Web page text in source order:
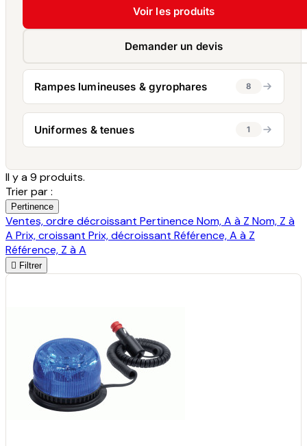
Voir les produits
Demander un devis
Rampes lumineuses & gyrophares 8
Uniformes & tenues 1
Il y a 9 produits.
Trier par :
Pertinence
Ventes, ordre décroissant Pertinence Nom, A à Z Nom, Z à
A Prix, croissant Prix, décroissant Référence, A à Z
Référence, Z à A
 Filtrer